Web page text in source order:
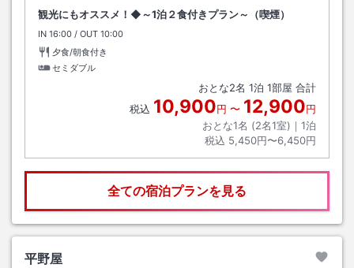
観光にもオススメ！◆～1泊２食付きプラン～（喫煙）
IN チェックイン
16:00 / OUT チェックアウト
10:00
夕食/朝食付き
セミダブル
おとな2名 1泊 1部屋 合計
税込 10,900円 〜 12,900円
おとな1名 (2名1室)｜ 1泊
税込 5,450円〜6,450円
全ての宿泊プランを見る
平野屋